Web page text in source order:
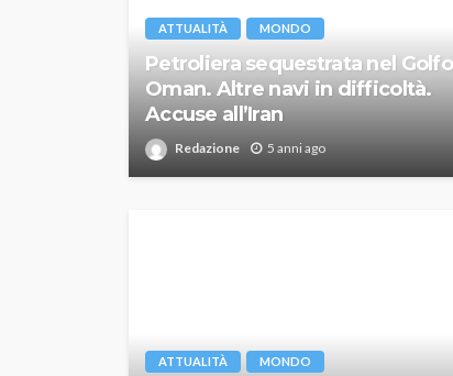
ATTUALITÀ MONDO
Petroliera sequestrata nel
Oman. Altre navi in difficoltà.
Accuse all’Iran
Redazione 5 anni ago
ATTUALITÀ MONDO